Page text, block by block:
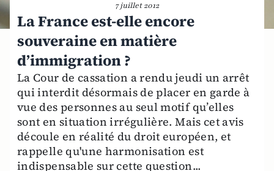
7 juillet 2012
La France est-elle encore
souveraine en matière
d’immigration ?
La Cour de cassation a rendu jeudi un arrêt
qui interdit désormais de placer en garde à
vue des personnes au seul motif qu’elles
sont en situation irrégulière. Mais cet avis
découle en réalité du droit européen, et
rappelle qu'une harmonisation est
indispensable sur cette question...